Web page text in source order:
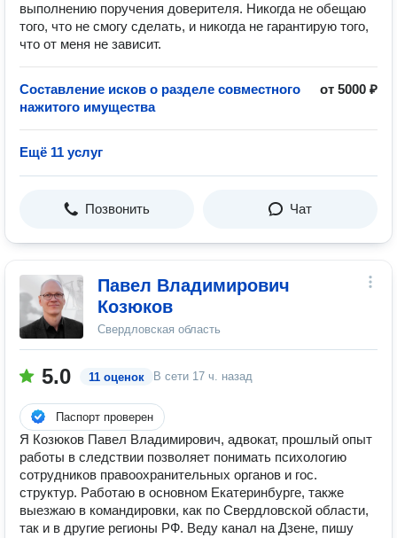
выполнению поручения доверителя. Никогда не обещаю
того, что не смогу сделать, и никогда не гарантирую того,
что от меня не зависит.
Составление исков о разделе совместного
нажитого имущества
от 5000 ₽
Ещё 11 услуг
Позвонить Чат
Павел Владимирович
Козюков
Свердловская область
5.0 11 оценок В сети 17 ч. назад
Паспорт проверен
Я Козюков Павел Владимирович, адвокат, прошлый опыт
работы в следствии позволяет понимать психологию
сотрудников правоохранительных органов и гос.
структур. Работаю в основном Екатеринбурге, также
выезжаю в командировки, как по Свердловской области,
так и в другие регионы РФ. Веду канал на Дзене, пишу